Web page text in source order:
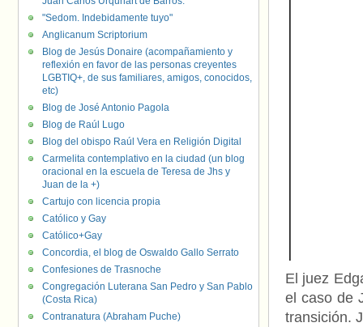
El juez
el caso de
transición.
"Sedom. Indebidamente tuyo"
Anglicanum Scriptorium
Blog de Jesús Donaire (acompañamiento y
reflexión en favor de las personas creyentes
LGBTIQ+, de sus familiares, amigos, conocidos,
etc)
Blog de José Antonio Pagola
Blog de Raúl Lugo
Blog del obispo Raúl Vera en Religión Digital
Carmelita contemplativo en la ciudad (un blog
oracional en la escuela de Teresa de Jhs y
Juan de la +)
Cartujo con licencia propia
Católico y Gay
Católico+Gay
Concordia, el blog de Oswaldo Gallo Serrato
Confesiones de Trasnoche
Congregación Luterana San Pedro y San Pablo
(Costa Rica)
Contranatura (Abraham Puche)